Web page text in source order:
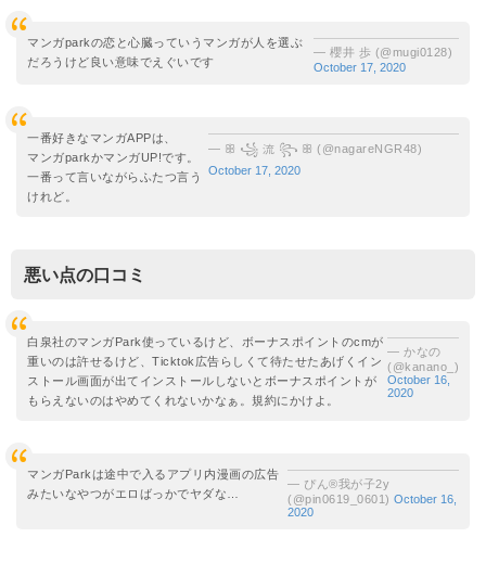
マンガparkの恋と心臓っていうマンガが人を選ぶ
だろうけど良い意味でえぐいです
— 櫻井 歩 (@mugi0128)
October 17, 2020
一番好きなマンガAPPは、
マンガparkかマンガUP!です。
一番って言いながらふたつ言う
けれど。
— ꕥ ꧁ 流 ꧂ ꕥ (@nagareNGR48)
October 17, 2020
悪い点の口コミ
白泉社のマンガPark使っているけど、ボーナスポイントのcmが
重いのは許せるけど、Ticktok広告らしくて待たせたあげくイン
ストール画面が出てインストールしないとボーナスポイントが
もらえないのはやめてくれないかなぁ。規約にかけよ。
— かなの
(@kanano_)
October 16,
2020
マンガParkは途中で入るアプリ内漫画の広告
みたいなやつがエロばっかでヤダな…
— ぴん®︎我が子2y
(@pin0619_0601)October 16,
2020